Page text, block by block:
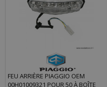
FEU ARRIÈRE PIAGGIO OEM
00H01009321 POUR 50 À BOÎTE